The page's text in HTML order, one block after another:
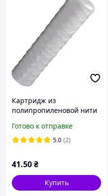
Картридж из
полипропиленовой нити
механической очистки
Готово к отправке
5.0 (2)
41.50₴
Купить